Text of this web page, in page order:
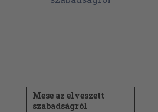
Mese az elveszett
szabadságról